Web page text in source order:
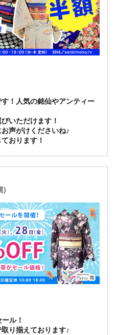
！人気の銘仙やアンティー
いただけます！
声がけくださいね♪
おります！
)
ル！
り揃えております♪